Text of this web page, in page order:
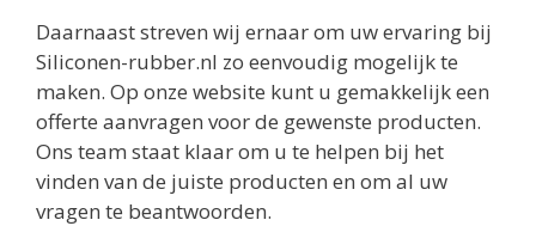
Daarnaast streven wij ernaar om uw ervaring bij
Siliconen-rubber.nl zo eenvoudig mogelijk te
maken. Op onze website kunt u gemakkelijk een
offerte aanvragen voor de gewenste producten.
Ons team staat klaar om u te helpen bij het
vinden van de juiste producten en om al uw
vragen te beantwoorden.